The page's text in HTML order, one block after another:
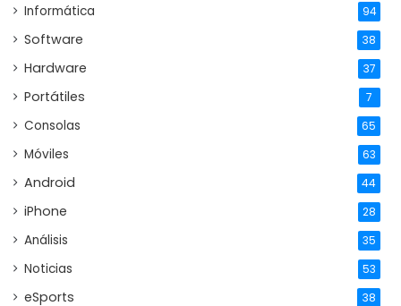
Informática 94
Software 38
Hardware 37
Portátiles 7
Consolas 65
Móviles 63
Android 44
iPhone 28
Análisis 35
Noticias 53
eSports 38